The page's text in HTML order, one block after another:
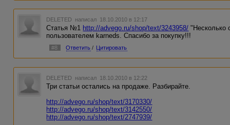
DELETED написал 18.10.2010 в 12:17
Статья №1 http://advego.ru/shop/text/3243958/ "Несколько
пользователем karneds. Спасибо за покупку!!!
#8 Ответить / Цитировать
DELETED написал 18.10.2010 в 12:22
Три статьи остались на продаже. Разбирайте.
http://advego.ru/shop/text/3170330/
http://advego.ru/shop/text/3142550/
http://advego.ru/shop/text/2747939/